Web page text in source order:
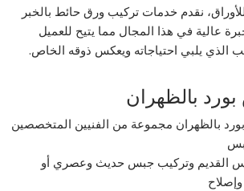
نقدم خدمات تركيب ورق حائط بالخبر
عالية في هذا المجال مما يتيح للعميل
الذي يلبي احتياجاته ويعكس ذوقه الخاص.
بالظهران
بالظهران مجموعة من الفنيين المتخصصين
القديم وتركيب جبس حديث وعصري أو